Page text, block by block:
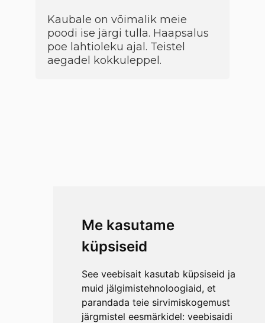
Me kasutame
küpsiseid
See veebisait kasutab küpsiseid ja
muid jälgimistehnoloogiaid, et
parandada teie sirvimiskogemust
järgmistel eesmärkidel: veebisaidi
Kaubale on võimalik meie
poodi ise järgi tulla. Haapsalus
poe lahtioleku ajal. Teistel
aegadel kokkuleppel.